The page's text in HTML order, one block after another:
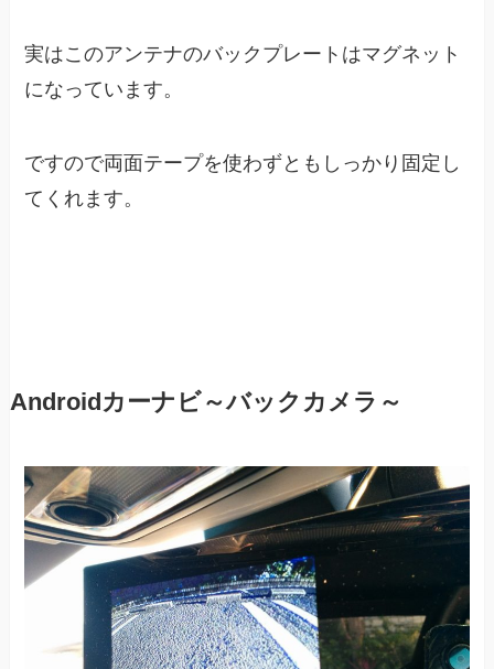
実はこのアンテナのバックプレートはマグネット
になっています。
ですので両面テープを使わずともしっかり固定し
てくれます。
Androidカーナビ～バックカメラ～